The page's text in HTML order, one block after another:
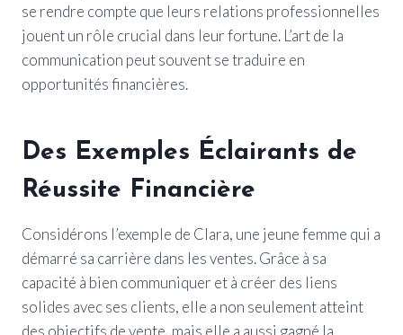
se rendre compte que leurs relations professionnelles
jouent un rôle crucial dans leur fortune. L’art de la
communication peut souvent se traduire en
opportunités financières.
Des Exemples Éclairants de
Réussite Financière
Considérons l’exemple de Clara, une jeune femme qui a
démarré sa carrière dans les ventes. Grâce à sa
capacité à bien communiquer et à créer des liens
solides avec ses clients, elle a non seulement atteint
des objectifs de vente, mais elle a aussi gagné la